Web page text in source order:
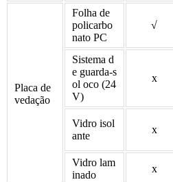
Placa de
vedação
Folha de
policarbo
nato PC
√
Sistema d
e guarda-s
ol oco (24
V)
x
Vidro isol
ante
x
Vidro lam
inado
x